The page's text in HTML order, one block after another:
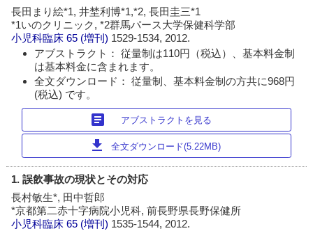
長田まり絵*1, 井埜利博*1,*2, 長田圭三*1
*1いのクリニック, *2群馬パース大学保健科学部
小児科臨床 65 (増刊) 1529-1534, 2012.
アブストラクト： 従量制は110円（税込）、基本料金制
は基本料金に含まれます。
全文ダウンロード： 従量制、基本料金制の方共に968円
(税込) です。
article アブストラクトを見る
download 全文ダウンロード(5.22MB)
1. 誤飲事故の現状とその対応
長村敏生*, 田中哲郎
*京都第二赤十字病院小児科, 前長野県長野保健所
小児科臨床 65 (増刊) 1535-1544, 2012.